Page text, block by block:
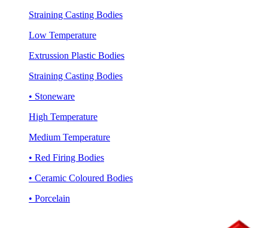
Straining Casting Bodies
Low Temperature
Extrussion Plastic Bodies
Straining Casting Bodies
• Stoneware
High Temperature
Medium Temperature
• Red Firing Bodies
• Ceramic Coloured Bodies
• Porcelain